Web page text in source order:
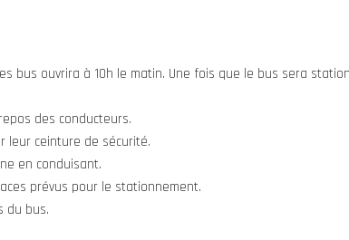
bus ouvrira à 10h le matin. Une fois que le bus sera
des conducteurs.
leur ceinture de sécurité.
en conduisant.
prévus pour le stationnement.
du bus.